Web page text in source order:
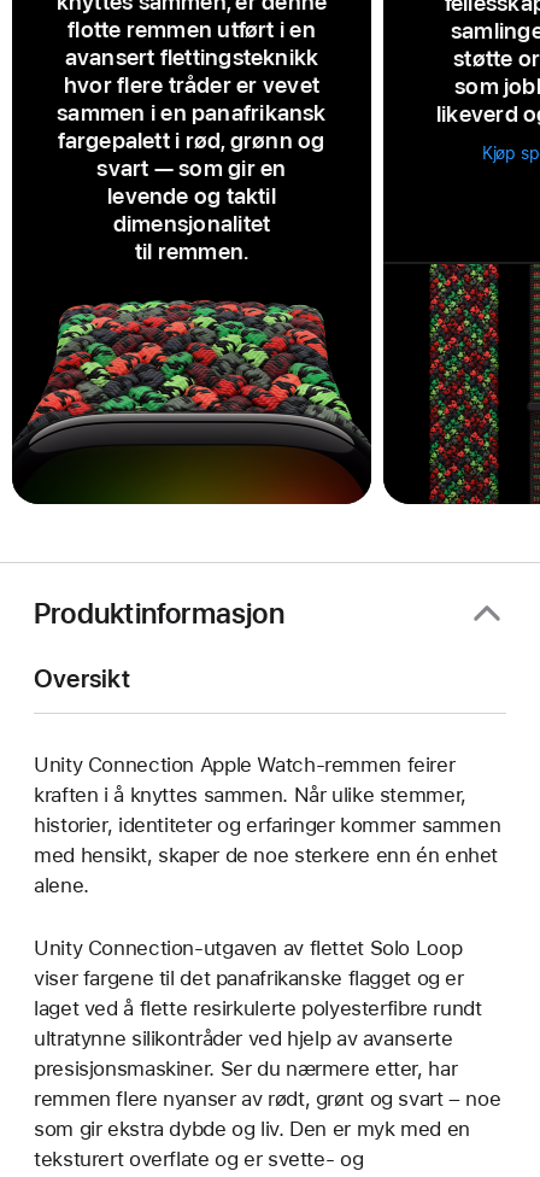
flotte remmen utført i en
avansert flettingsteknikk
hvor flere tråder er vevet
sammen i en panafrikansk
fargepalett i rød, grønn og
svart — som gir en
levende og taktil
dimensjonalitet
til remmen.
støtte
som
likeverd
Kjøp
Produktinformasjon
Oversikt
Unity Connection Apple Watch-remmen feirer
kraften i å knyttes sammen. Når ulike stemmer,
historier, identiteter og erfaringer kommer sammen
med hensikt, skaper de noe sterkere enn én enhet
alene.
Unity Connection-utgaven av flettet Solo Loop
viser fargene til det panafrikanske flagget og er
laget ved å flette resirkulerte polyesterfibre rundt
ultratynne silikontråder ved hjelp av avanserte
presisjonsmaskiner. Ser du nærmere etter, har
remmen flere nyanser av rødt, grønt og svart – noe
som gir ekstra dybde og liv. Den er myk med en
teksturert overflate og er svette- og